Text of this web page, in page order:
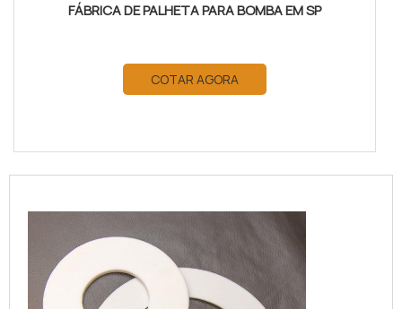
FÁBRICA DE PALHETA PARA BOMBA EM SP
COTAR AGORA